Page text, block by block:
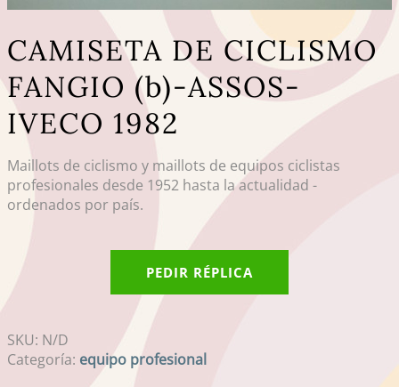
CAMISETA DE CICLISMO
FANGIO (b)-ASSOS-
IVECO 1982
Maillots de ciclismo y maillots de equipos ciclistas
profesionales desde 1952 hasta la actualidad -
ordenados por país.
PEDIR RÉPLICA
SKU: N/D
Categoría: equipo profesional